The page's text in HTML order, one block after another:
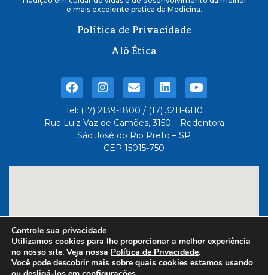
e mais excelente pratica da Medicina.
Política de Privacidade
Alô Ética
Tel: (17) 2139-1800 / (17) 3211-6110
Rua Luiz Vaz de Camões, 3150 – Redentora
São José do Rio Preto – SP
CEP 15015-750
Controle sua privacidade
Utilizamos cookies para lhe proporcionar a melhor experiência
no nosso site. Veja nossa Política de Privacidade.
Você pode descobrir mais sobre quais cookies estamos usando